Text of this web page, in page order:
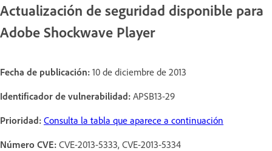
Actualización de seguridad disponible para
Adobe Shockwave Player
Fecha de publicación: 10 de diciembre de 2013
Identificador de vulnerabilidad: APSB13-29
Prioridad: Consulta la tabla que aparece a continuación
Número CVE: CVE-2013-5333, CVE-2013-5334